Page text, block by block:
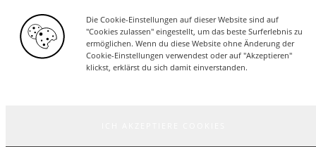
Die Cookie-Einstellungen auf dieser Website sind auf
"Cookies zulassen" eingestellt, um das beste Surferlebnis zu
ermöglichen. Wenn du diese Website ohne Änderung der
Cookie-Einstellungen verwendest oder auf "Akzeptieren"
klickst, erklärst du sich damit einverstanden.
ANFRAGEN
Nach unten Scrollen
auf Wolken bettet...